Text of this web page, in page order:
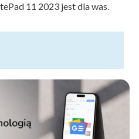
11 2023 jest dla was.